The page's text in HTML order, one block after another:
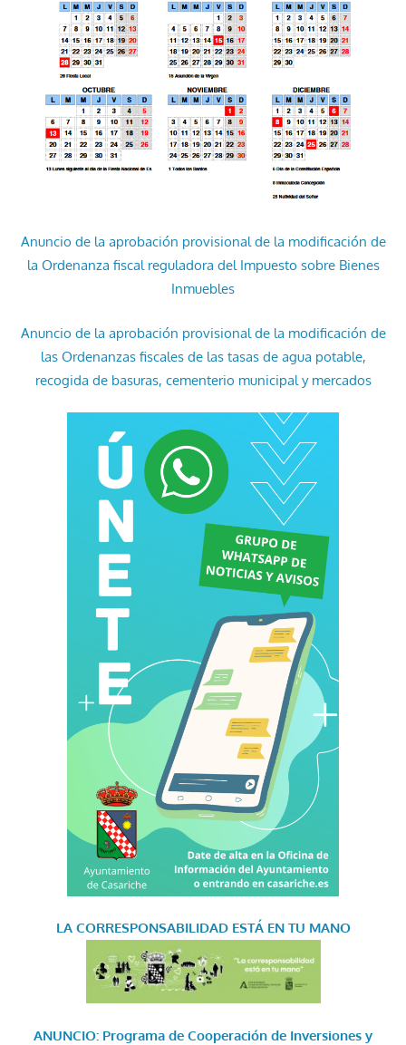
Anuncio de la aprobación provisional de la modificación de
la Ordenanza fiscal reguladora del Impuesto sobre Bienes
Inmuebles
Anuncio de la aprobación provisional de la modificación de
las Ordenanzas fiscales de las tasas de agua potable,
recogida de basuras, cementerio municipal y mercados
LA CORRESPONSABILIDAD ESTÁ EN TU MANO
ANUNCIO: Programa de Cooperación de Inversiones y